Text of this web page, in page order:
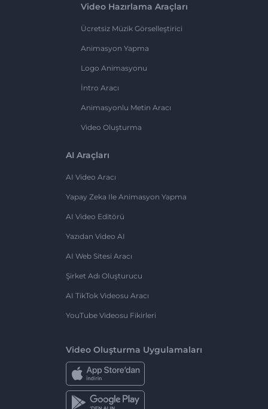
Video Hazırlama Araçları
Ücretsiz Müzik Görselleştirici
Animasyon Yapma
Logo Animasyonu
İntro Aracı
Animasyonlu Metin Aracı
Video Oluşturma
AI Araçları
AI Video Aracı
Yapay Zeka Ile Animasyon Yapma
AI Video Editörü
Yazıdan Video AI
AI Web Sitesi Aracı
Şirket Adı Oluşturucu
AI TikTok Videosu Aracı
YouTube Videosu Fikirleri
Video Oluşturma Uygulamaları